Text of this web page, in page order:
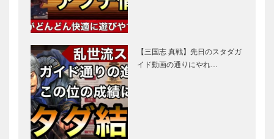
【三国志 真戦】先日のスタダガ
イド動画の通りにやれ…